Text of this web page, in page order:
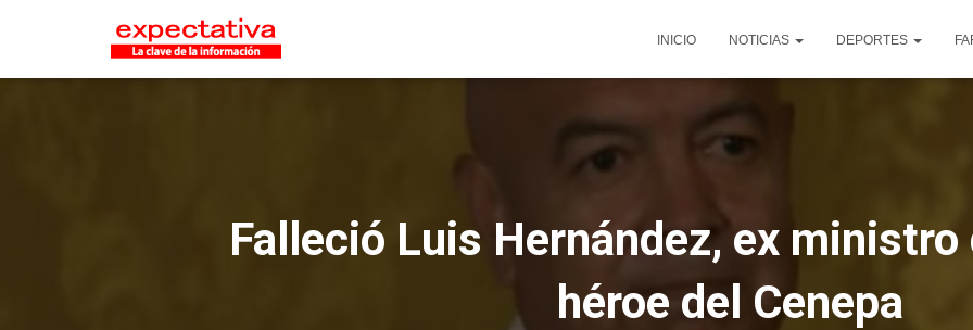
INICIO NOTICIAS DEPORTES
Falleció Luis Hernández, ex ministro
héroe del Cenepa